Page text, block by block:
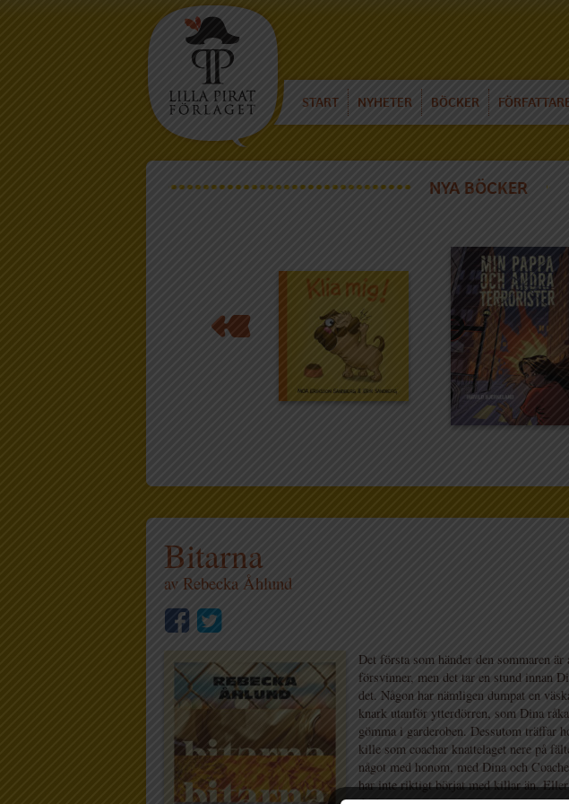
START NYHETER BÖCKER
NYA BÖCKER
Bitarna
av Rebecka Åhlund
Det första som händer den sommaren är
försvinner, men det tar en stund innan
det. Någon har nämligen dumpat en
knark utanför ytterdörren, som Dina
gömma i garderoben. Dessutom träffar
kille som coachar knattelaget nere på
något med honom, med Dina och
har inte riktigt börjat med killar än.